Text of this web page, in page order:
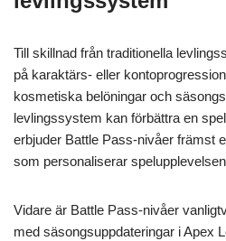
Till skillnad från traditionella
på karaktärs- eller
kosmetiska belöningar och
levlingssystem kan förbättra en
erbjuder Battle Pass-nivåer främst
som personaliserar
Vidare är Battle Pass-nivåer
med säsongsuppdateringar i Apex